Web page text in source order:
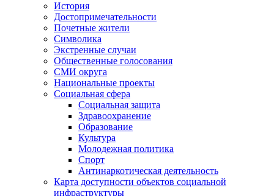
История
Достопримечательности
Почетные жители
Символика
Экстренные случаи
Общественные голосования
СМИ округа
Национальные проекты
Социальная сфера
Социальная защита
Здравоохранение
Образование
Культура
Молодежная политика
Спорт
Антинаркотическая деятельность
Карта доступности объектов социальной
инфраструктуры